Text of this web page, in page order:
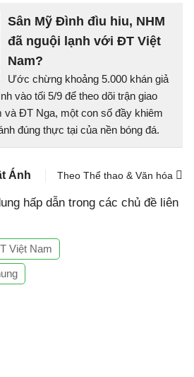
Sân Mỹ Đình đìu hiu, NHM
đã nguội lạnh với ĐT Việt
Nam?
Ước chừng khoảng 5.000 khán giả
vào tối 5/9 để theo dõi trận giao
ĐT Nga, một con số đầy khiêm
đúng thực tại của nền bóng đá.
Ánh Theo Thể thao & Văn hóa
hấp dẫn trong các chủ đề liên
Việt Nam